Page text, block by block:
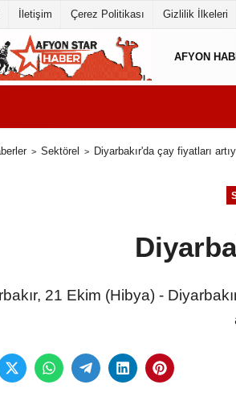
İletişim Çerez Politikası Gizlilik İlkeleri
AFYON
Sektörel Diyarbakır'da çay fiyatları
21 Ekim (Hibya) -